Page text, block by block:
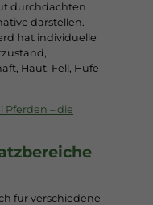
durchdachten
darstellen.
hat individuelle
Haut, Fell, Hufe
Pferden – die
für verschiedene